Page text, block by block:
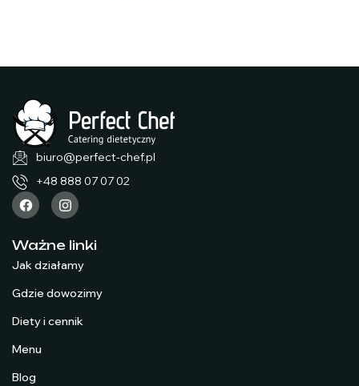
biuro@perfect-chef.pl
+48 888 07 07 02
Ważne linki
Jak działamy
Gdzie dowozimy
Diety i cennik
Menu
Blog